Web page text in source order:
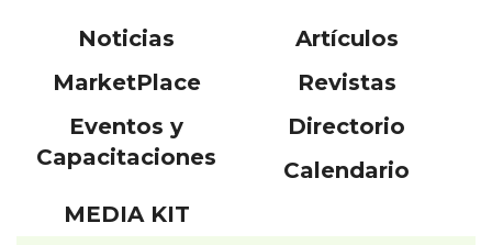
SMARTPHONE
Noticias
Artículos
MarketPlace
Revistas
Eventos y
Capacitaciones
Directorio
Calendario
MEDIA KIT